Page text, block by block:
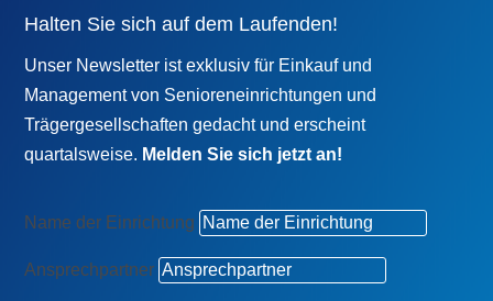
Halten Sie sich auf dem Laufenden!
Unser Newsletter ist exklusiv für Einkauf und
Management von Senioreneinrichtungen und
Trägergesellschaften gedacht und erscheint
quartalsweise. Melden Sie sich jetzt an!
Name der Einrichtung
Ansprechpartner